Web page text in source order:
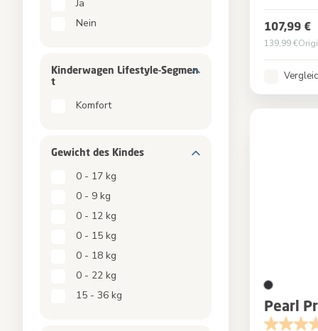
107,99 €
139,99 €
Pearl
Ja
Nein
Kinderwagen Lifestyle-Segmen
t
Komfort
Gewicht des Kindes
0 - 17 kg
0 - 9 kg
0 - 12 kg
0 - 15 kg
0 - 18 kg
0 - 22 kg
15 - 36 kg